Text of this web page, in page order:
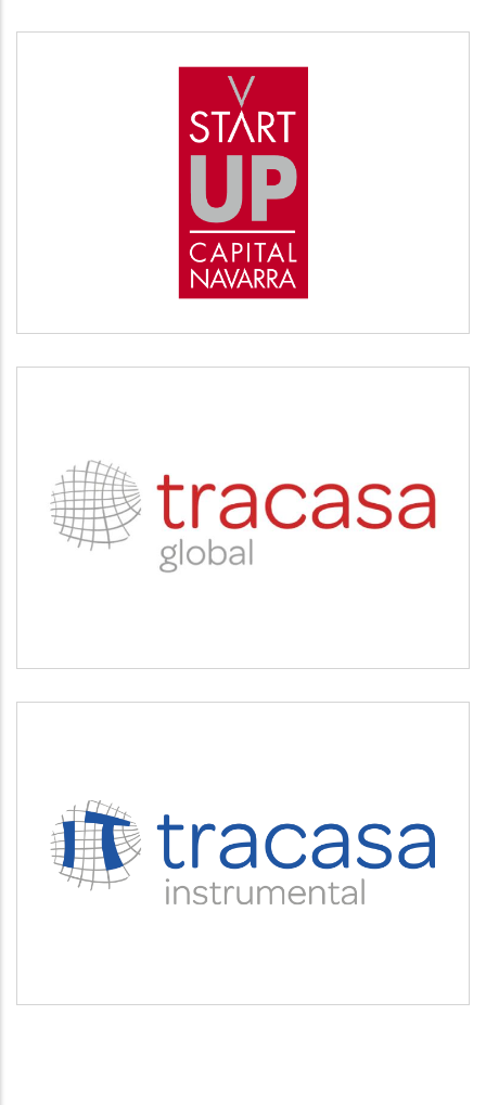
START UP
Desarrollo empresarial
TRACASA
Servicios tecnológicos y modernización
TRACASA INSTRUMENTAL
Servicios tecnológicos y modernización